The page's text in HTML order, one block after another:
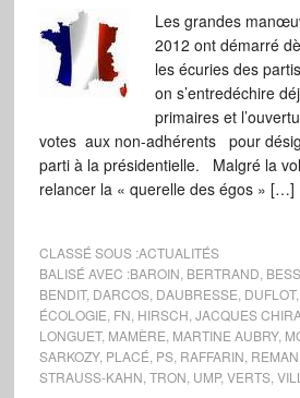
Les grandes
2012 ont démarré
les écuries des
on s’entredéchire
primaires et
votes aux non-adhérents pour
parti à la présidentielle. Malgré la
relancer la « querelle des égos » […]
CLASSÉ SOUS :ACTUALITÉS
BALISÉ AVEC :BAROIN BERTRAND
BENDIT, DARCOS, DAUBRESSE DUFLOT,
ÉCOLOGIE FN HIRSCH JACQUES
LONGUET, MAMÈRE MARTINE AUBRY,
SARKOZY, PLACÉ PS, RAFFARIN
STRAUSS-KAHN TRON UMP, VERTS,